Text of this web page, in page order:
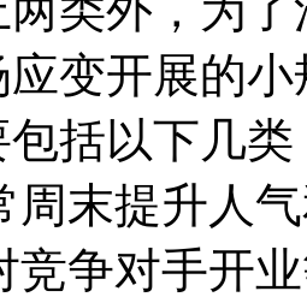
应变开展的
括以下几类
末提升人气
争对手开业